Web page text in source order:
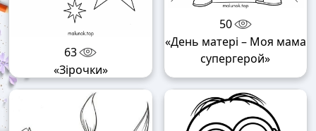
63
«Зірочки»
50
«День матері – Моя мама
супергерой»